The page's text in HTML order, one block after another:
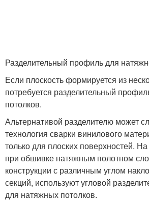
Разделительный профиль для
Если плоскость формируется из
потребуется разделительный
потолков.
Альтернативой разделителю может
технология сварки винилового
только для плоских поверхностей.
при обшивке натяжным полотном
конструкции с различным углом
секций, используют угловой
для натяжных потолков.